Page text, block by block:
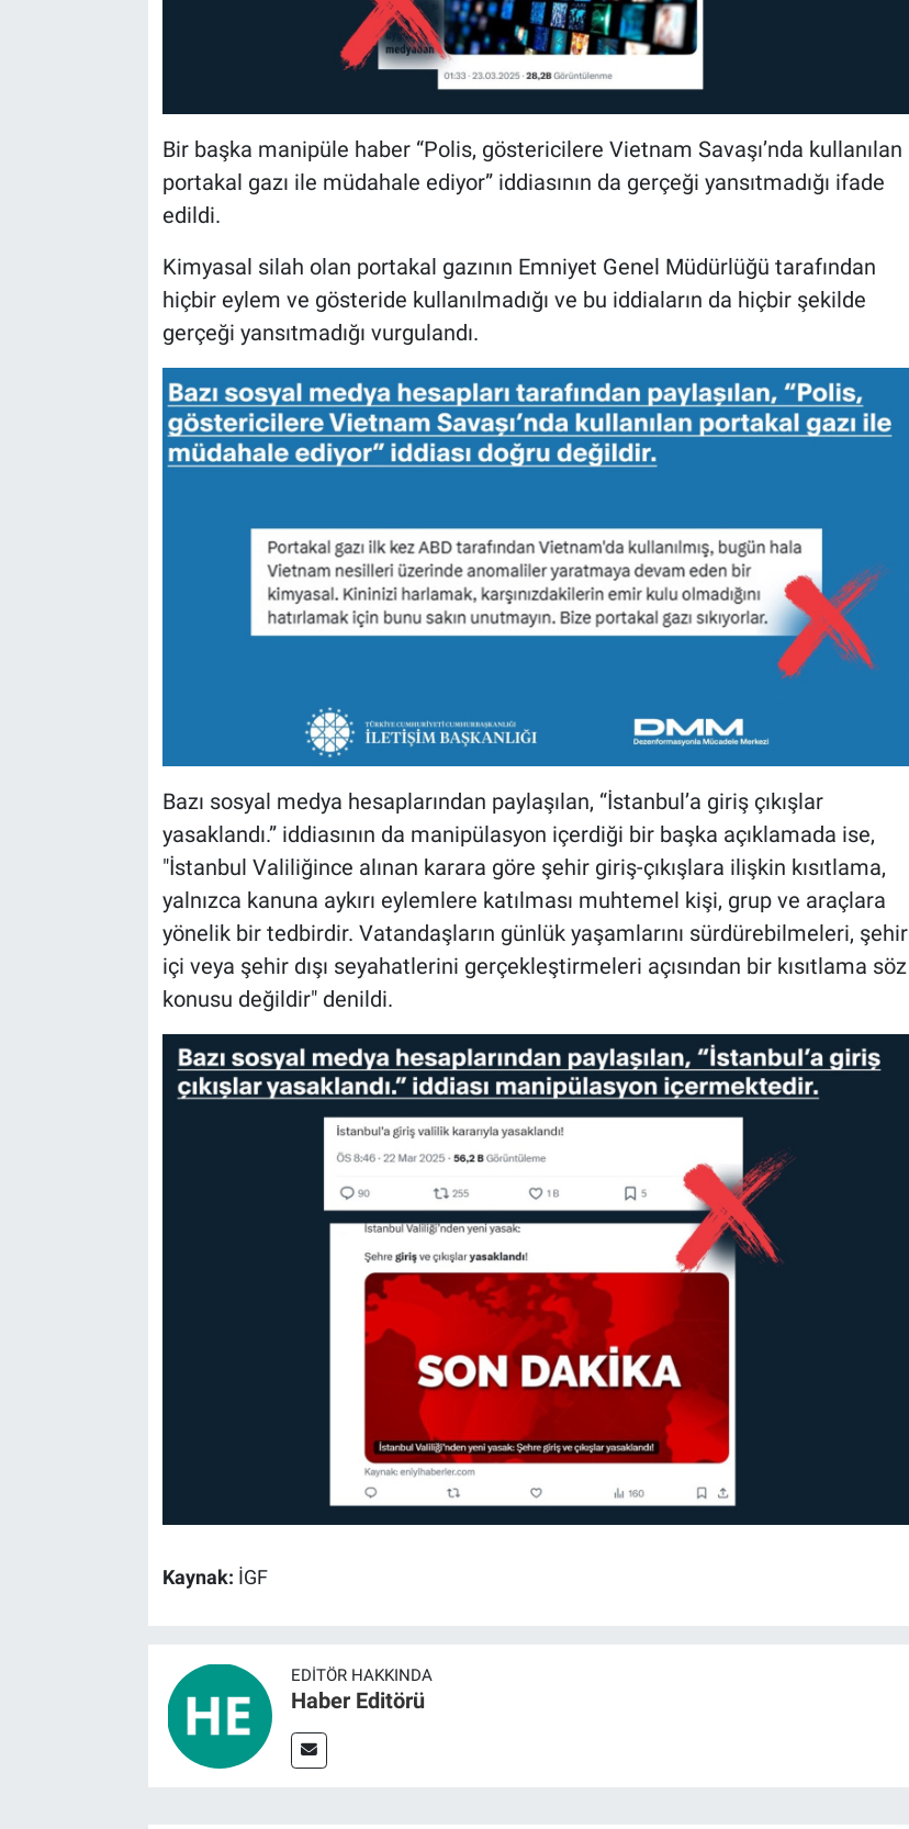
Bir başka manipüle haber “Polis, göstericilere Vietnam Savaşı’nda kullanılan
portakal gazı ile müdahale ediyor” iddiasının da gerçeği yansıtmadığı ifade
edildi.
Kimyasal silah olan portakal gazının Emniyet Genel Müdürlüğü tarafından
hiçbir eylem ve gösteride kullanılmadığı ve bu iddiaların da hiçbir şekilde
gerçeği yansıtmadığı vurgulandı.
Bazı sosyal medya hesaplarından paylaşılan, “İstanbul’a giriş çıkışlar
yasaklandı.” iddiasının da manipülasyon içerdiği bir başka açıklamada ise,
"İstanbul Valiliğince alınan karara göre şehir giriş-çıkışlara ilişkin kısıtlama,
yalnızca kanuna aykırı eylemlere katılması muhtemel kişi, grup ve araçlara
yönelik bir tedbirdir. Vatandaşların günlük yaşamlarını sürdürebilmeleri, şehir
içi veya şehir dışı seyahatlerini gerçekleştirmeleri açısından bir kısıtlama söz
konusu değildir" denildi.
Kaynak: İGF
EDITÖR HAKKINDA
Haber Editörü